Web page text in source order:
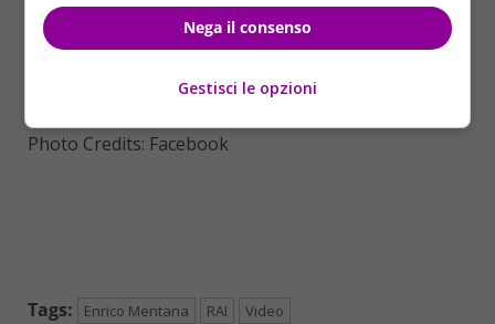
Photo Credits: Facebook
Tags: Enrico Mentana RAI Video
Nega il consenso
Gestisci le opzioni